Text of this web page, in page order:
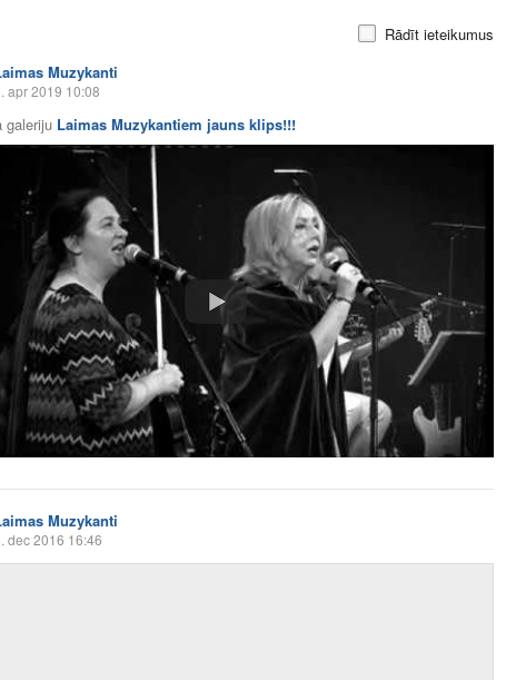
Rādīt ieteikumus
Muzykanti
apr 2019 10:08
galeriju Laimas Muzykantiem jauns klips!!!
Muzykanti
dec 2016 16:46